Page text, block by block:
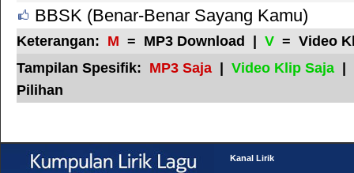
BBSK (Benar-Benar Sayang Kamu)
Keterangan: M = MP3 Download | V = Video
Tampilan Spesifik: MP3 Saja | Video Klip Saja |
Pilihan
Kanal Lirik